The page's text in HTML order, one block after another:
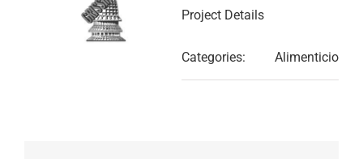
Project Details
Categories: Alimenticio